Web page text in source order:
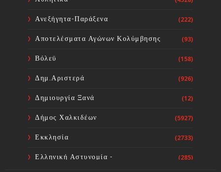
Συλλόγων Χώρας: Άμεση
Ανεξήγητα-Παράξενα (222)
Αποτελέσματα Αγώνων Κολύμβησης (93)
Βόλεϋ (158)
Δημ.Αριστερά (926)
Δημιουργία Ξανά (12)
Δήμος Χαλκιδέων (5927)
Εκκλησία (2733)
Ελληνική Αστυνομία -
(285)